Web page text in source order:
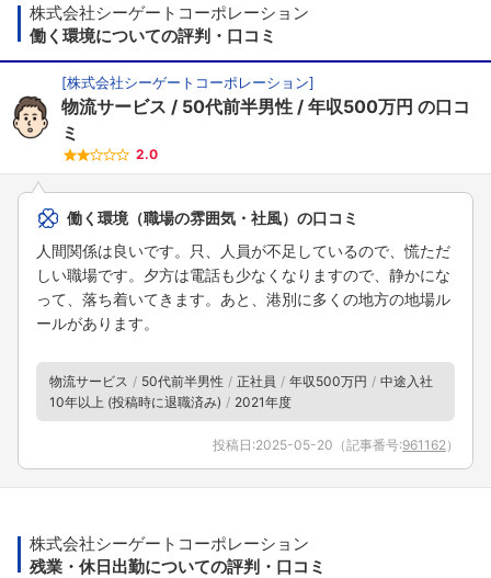
株式会社シーゲートコーポレーション
働く環境についての評判・口コミ
[株式会社シーゲートコーポレーション]
物流サービス 50代前半男性 年収500万円 の口コ
ミ
2.0
働く環境（職場の雰囲気・社風）の口コミ
人間関係は良いです。只、人員が不足しているので、慌ただ
しい職場です。夕方は電話も少なくなりますので、静かにな
って、落ち着いてきます。あと、港別に多くの地方の地場ル
ールがあります。
物流サービス 50代前半男性 正社員 年収500万円
中途入社
10年以上 (投稿時に退職済み)
2021年度
投稿日:2025-05-20 （記事番号:961162 ）
株式会社シーゲートコーポレーション
残業・休日出勤についての評判・口コミ